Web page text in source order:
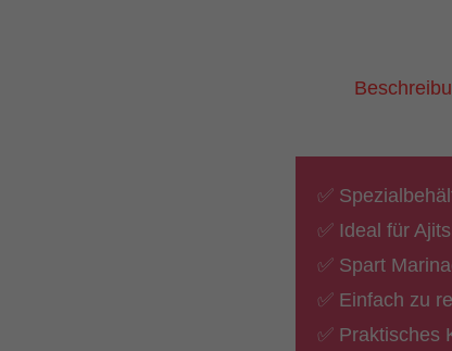
✅
✅ Ideal für
✅ Spart
✅ Einfach zu
✅ Praktisches